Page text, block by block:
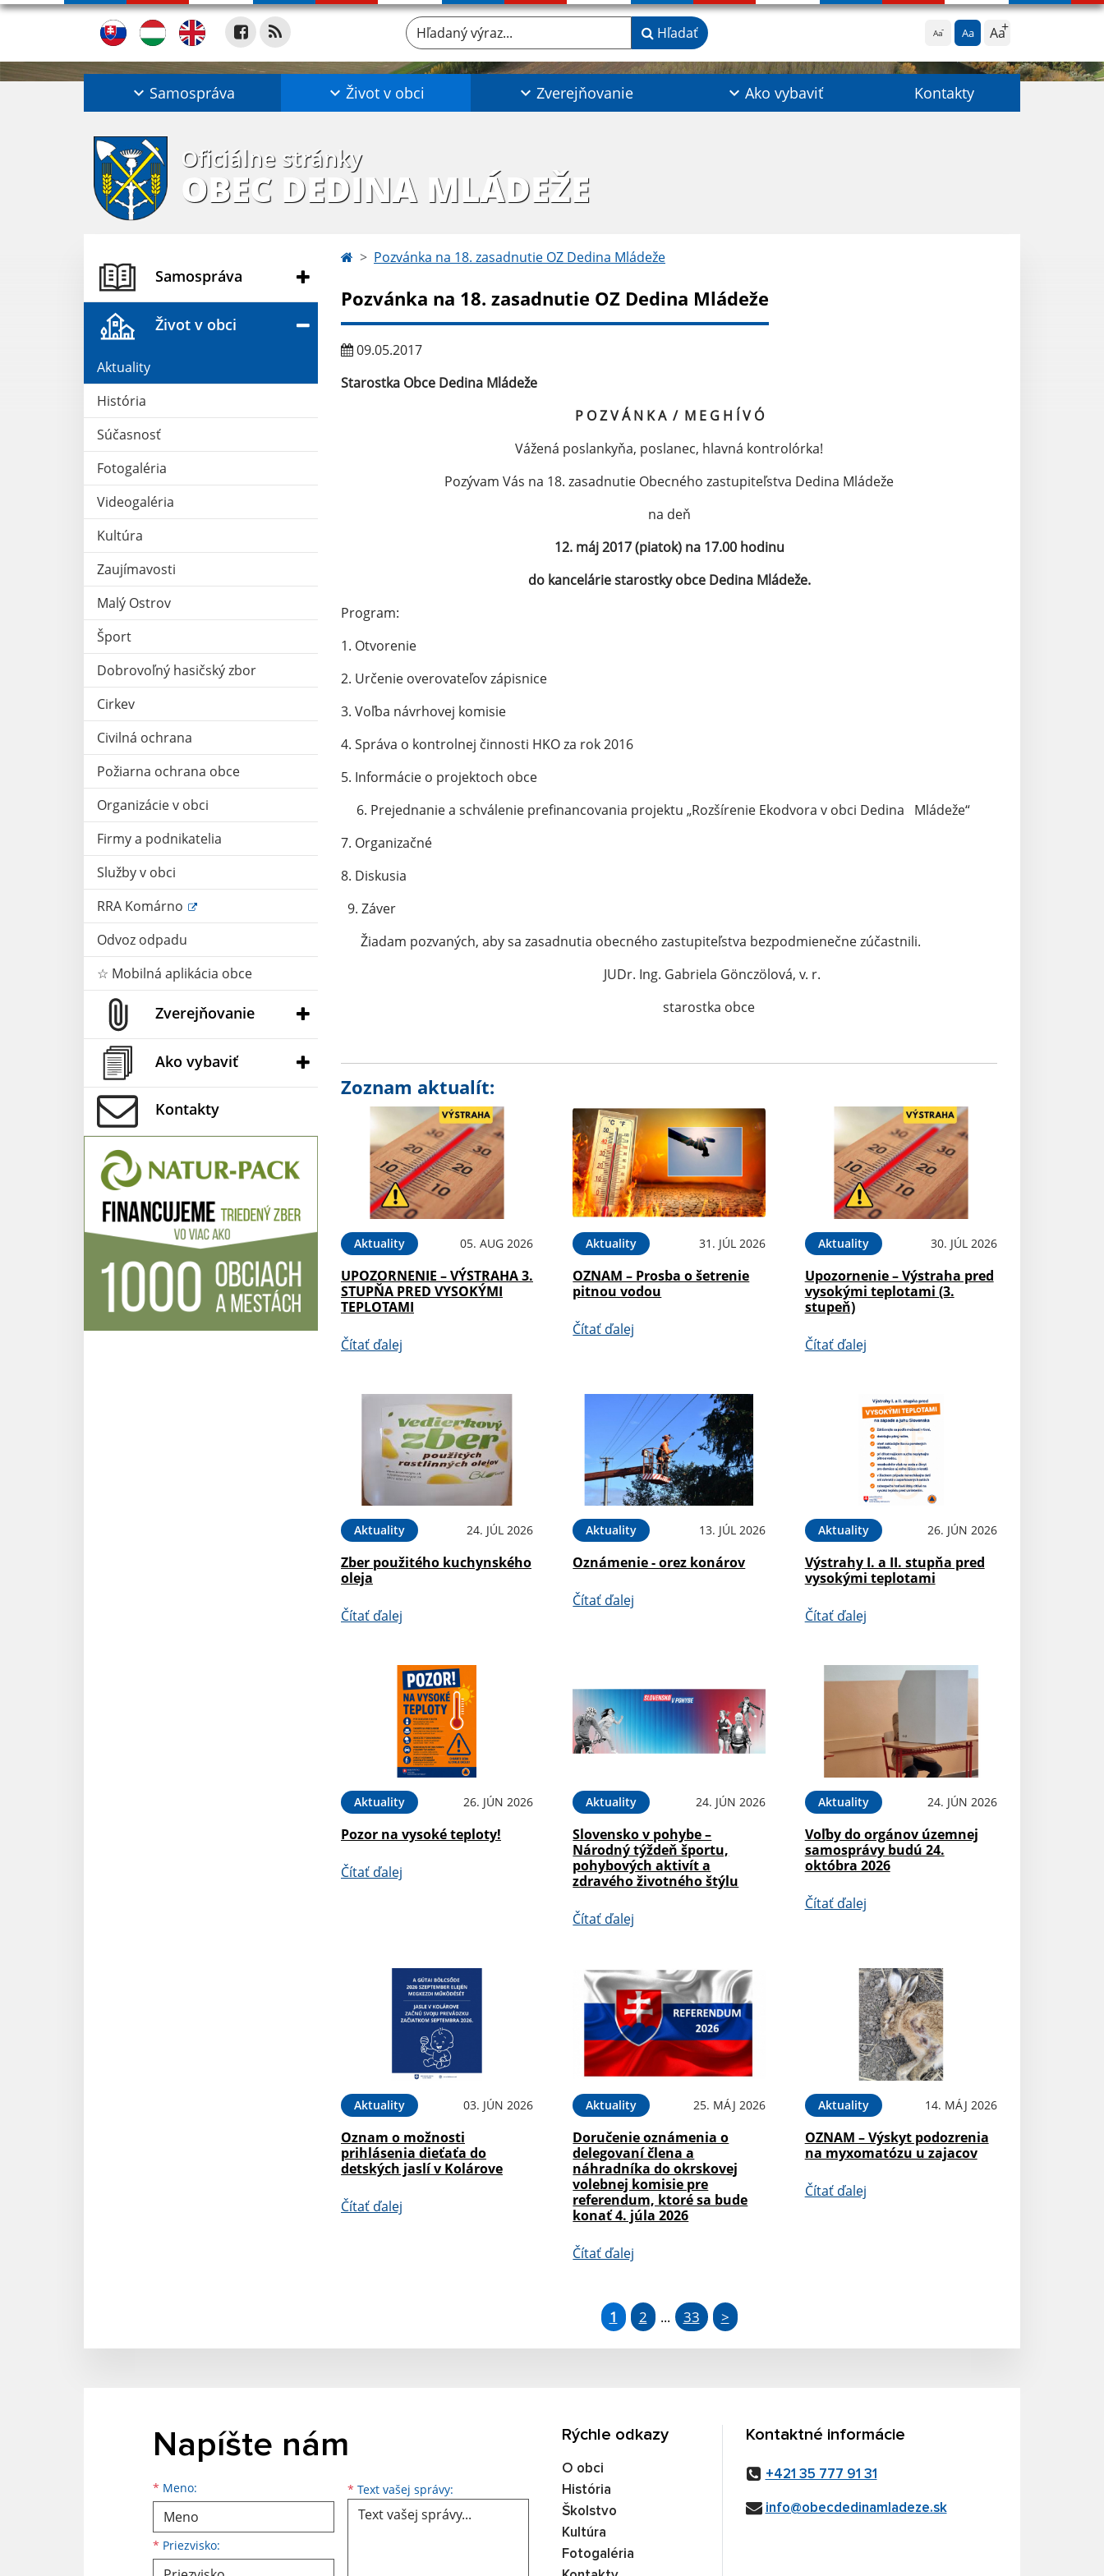
Aa Aa Aa
Hľadaný výraz... Hľadať
Samospráva Život v obci Zverejňovanie Ako vybaviť Kontakty
Oficiálne stránky
OBEC DEDINA MLÁDEŽE
Samospráva
Život v obci
Aktuality
História
Súčasnosť
Fotogaléria
Videogaléria
Kultúra
Zaujímavosti
Malý Ostrov
Šport
Dobrovoľný hasičský zbor
Cirkev
Civilná ochrana
Požiarna ochrana obce
Organizácie v obci
Firmy a podnikatelia
Služby v obci
RRA Komárno
Odvoz odpadu
☆ Mobilná aplikácia obce
Zverejňovanie
Ako vybaviť
Kontakty
Pozvánka na 18. zasadnutie OZ Dedina Mládeže
Pozvánka na 18. zasadnutie OZ Dedina Mládeže
09.05.2017
Starostka Obce Dedina Mládeže
P O Z V Á N K A / M E G H Í V Ó
Vážená poslankyňa, poslanec, hlavná kontrolórka!
Pozývam Vás na 18. zasadnutie Obecného zastupiteľstva Dedina Mládeže
na deň
12. máj 2017 (piatok) na 17.00 hodinu
do kancelárie starostky obce Dedina Mládeže.
Program:
1. Otvorenie
2. Určenie overovateľov zápisnice
3. Voľba návrhovej komisie
4. Správa o kontrolnej činnosti HKO za rok 2016
5. Informácie o projektoch obce
6. Prejednanie a schválenie prefinancovania projektu „Rozšírenie Ekodvora v obci Dedina Mládeže“
7. Organizačné
8. Diskusia
9. Záver
Žiadam pozvaných, aby sa zasadnutia obecného zastupiteľstva bezpodmienečne zúčastnili.
JUDr. Ing. Gabriela Gönczölová, v. r.
starostka obce
Zoznam aktualít:
Aktuality 05. AUG 2026
UPOZORNENIE – VÝSTRAHA 3.
STUPŇA PRED VYSOKÝMI
TEPLOTAMI
Čítať ďalej
Aktuality 31. JÚL 2026
OZNAM – Prosba o šetrenie
pitnou vodou
Čítať ďalej
Aktuality 30. JÚL 2026
Upozornenie – Výstraha pred
vysokými teplotami (3.
stupeň)
Čítať ďalej
Aktuality 24. JÚL 2026
Zber použitého kuchynského
oleja
Čítať ďalej
Aktuality 13. JÚL 2026
Oznámenie - orez konárov
Čítať ďalej
Aktuality 26. JÚN 2026
Výstrahy I. a II. stupňa pred
vysokými teplotami
Čítať ďalej
Aktuality 26. JÚN 2026
Pozor na vysoké teploty!
Čítať ďalej
Aktuality 24. JÚN 2026
Slovensko v pohybe –
Národný týždeň športu,
pohybových aktivít a
zdravého životného štýlu
Čítať ďalej
Aktuality 24. JÚN 2026
Voľby do orgánov územnej
samosprávy budú 24.
októbra 2026
Čítať ďalej
Aktuality 03. JÚN 2026
Oznam o možnosti
prihlásenia dieťaťa do
detských jaslí v Kolárove
Čítať ďalej
Aktuality 25. MÁJ 2026
Doručenie oznámenia o
delegovaní člena a
náhradníka do okrskovej
volebnej komisie pre
referendum, ktoré sa bude
konať 4. júla 2026
Čítať ďalej
Aktuality 14. MÁJ 2026
OZNAM – Výskyt podozrenia
na myxomatózu u zajacov
Čítať ďalej
1 2 ... 33 >
Napíšte nám
* Meno:
Meno
* Priezvisko:
Priezvisko
E-mailová adresa * Text vašej správy: Text vašej správy...
Rýchle odkazy
O obci
História
Školstvo
Kultúra
Fotogaléria
Kontaktné informácie
+421 35 777 91 31
info@obecdedinamladeze.sk